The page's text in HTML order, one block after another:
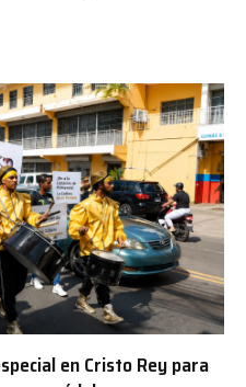
en Cristo Rey para